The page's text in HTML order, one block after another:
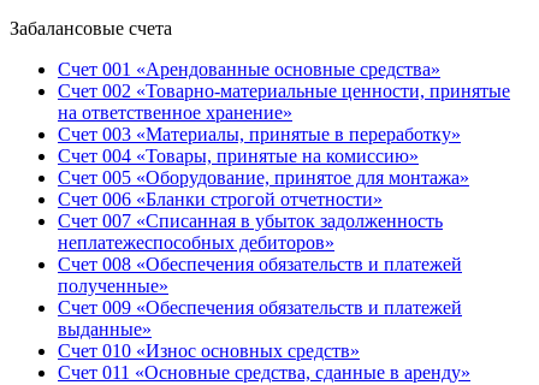
Забалансовые счета
Счет 001 «Арендованные основные средства»
Счет 002 «Товарно-материальные ценности, принятые
на ответственное хранение»
Счет 003 «Материалы, принятые в переработку»
Счет 004 «Товары, принятые на комиссию»
Счет 005 «Оборудование, принятое для монтажа»
Счет 006 «Бланки строгой отчетности»
Счет 007 «Списанная в убыток задолженность
неплатежеспособных дебиторов»
Счет 008 «Обеспечения обязательств и платежей
полученные»
Счет 009 «Обеспечения обязательств и платежей
выданные»
Счет 010 «Износ основных средств»
Счет 011 «Основные средства, сданные в аренду»